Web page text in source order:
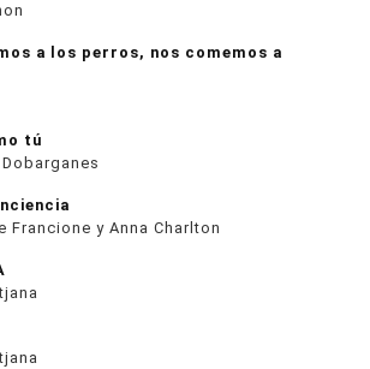
a los perros, nos comemos a
tú
Francione y Anna Charlton